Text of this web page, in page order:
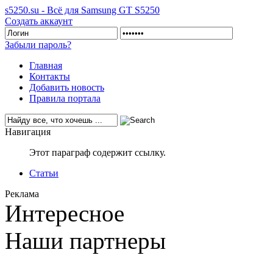
s5250.su - Всё для Samsung GT S5250
Создать аккаунт
Забыли пароль?
Главная
Контакты
Добавить новость
Правила портала
Навигация
Этот параграф содержит ссылку.
Статьи
Реклама
Интересное
Наши партнеры